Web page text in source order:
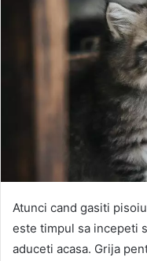
Atunci cand gasiti
este timpul sa incepeti
aduceti acasa. Grija